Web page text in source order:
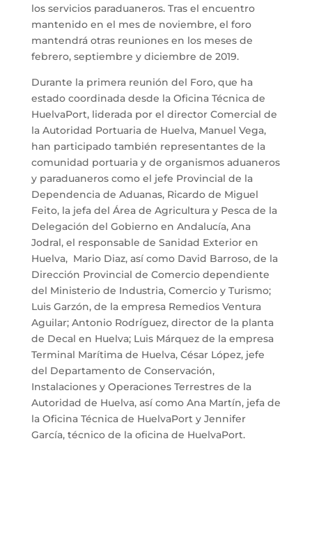
los servicios paraduaneros. Tras el encuentro
mantenido en el mes de noviembre, el foro
mantendrá otras reuniones en los meses de
febrero, septiembre y diciembre de 2019.
Durante la primera reunión del Foro, que ha
estado coordinada desde la Oficina Técnica de
HuelvaPort, liderada por el director Comercial de
la Autoridad Portuaria de Huelva, Manuel Vega,
han participado también representantes de la
comunidad portuaria y de organismos aduaneros
y paraduaneros como el jefe Provincial de la
Dependencia de Aduanas, Ricardo de Miguel
Feito, la jefa del Área de Agricultura y Pesca de la
Delegación del Gobierno en Andalucía, Ana
Jodral, el responsable de Sanidad Exterior en
Huelva, Mario Diaz, así como David Barroso, de la
Dirección Provincial de Comercio dependiente
del Ministerio de Industria, Comercio y Turismo;
Luis Garzón, de la empresa Remedios Ventura
Aguilar; Antonio Rodríguez, director de la planta
de Decal en Huelva; Luis Márquez de la empresa
Terminal Marítima de Huelva, César López, jefe
del Departamento de Conservación,
Instalaciones y Operaciones Terrestres de la
Autoridad de Huelva, así como Ana Martín, jefa de
la Oficina Técnica de HuelvaPort y Jennifer
García, técnico de la oficina de HuelvaPort.